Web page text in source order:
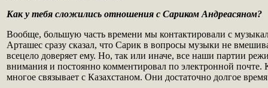
Как у тебя сложились отношения с Сариком Андреасяном?
Вообще, большую часть времени мы контактировали с
Арташес сразу сказал, что Сарик в вопросы музыки не
всецело доверяет ему. Но, так или иначе, все наши партии
внимания и постоянно комментировал по электронной почте.
многое связывает с Казахстаном. Они достаточно долгое